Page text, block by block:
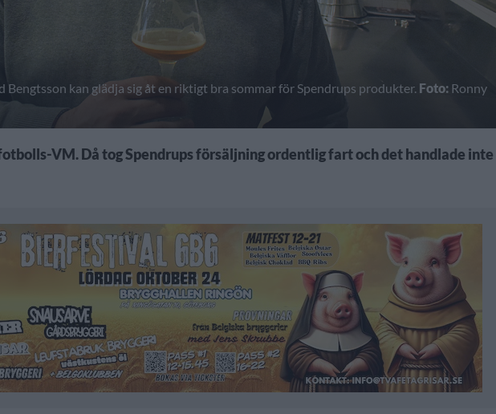
Bengtsson kan glädja sig åt en riktigt bra sommar för Spendrups produkter. Foto: Ronny
VM. Då tog Spendrups försäljning ordentlig fart och det handlade inte